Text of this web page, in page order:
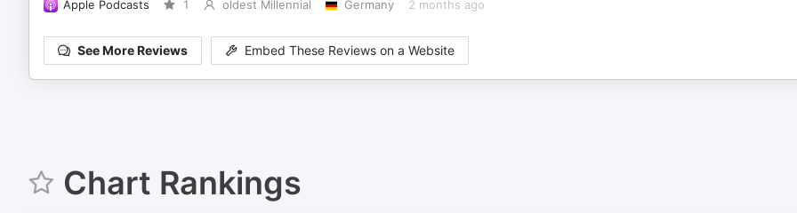
Apple Podcasts 1 oldest Millennial Germany 2 months ago
See More Reviews Embed These Reviews on a Website
Chart Rankings